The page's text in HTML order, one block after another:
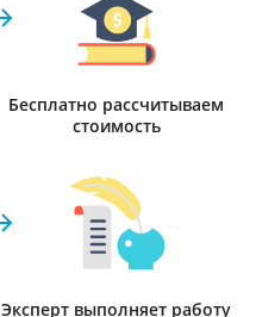
Бесплатно рассчитываем
стоимость
Эксперт выполняет работу